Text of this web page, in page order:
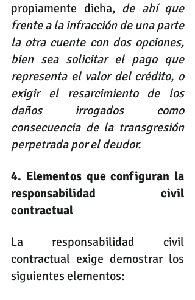
propiamente dicha, de ahí que
frente a la infracción de una parte
la otra cuente con dos opciones,
bien sea solicitar el pago que
representa el valor del crédito, o
exigir el resarcimiento de los
daños irrogados como
consecuencia de la transgresión
perpetrada por el deudor.
4. Elementos que configuran la
responsabilidad civil
contractual
La responsabilidad civil
contractual exige demostrar los
siguientes elementos: